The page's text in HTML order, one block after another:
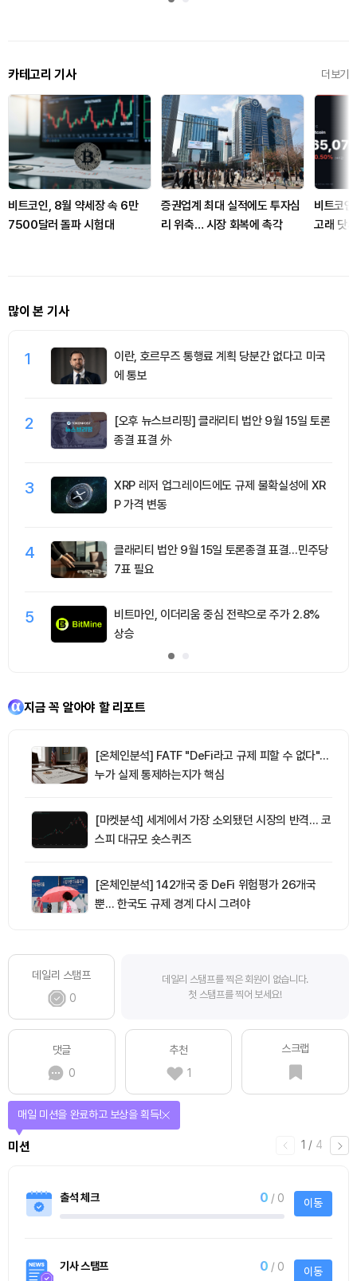
카테고리 기사 더보기
비트코인, 8월 약세장 속 6만
7500달러 돌파 시험대
증권업계 최대 실적에도 투자심
리 위축… 시장 회복에 촉각
비트코
고래 닷
많이 본 기사
1
이란, 호르무즈 통행료 계획 당분간 없다고 미국
에 통보
2
[오후 뉴스브리핑] 클래리티 법안 9월 15일 토론
종결 표결 外
3
XRP 레저 업그레이드에도 규제 불확실성에 XR
P 가격 변동
4
클래리티 법안 9월 15일 토론종결 표결…민주당
7표 필요
5
비트마인, 이더리움 중심 전략으로 주가 2.8%
상승
지금 꼭 알아야 할 리포트
[온체인분석] FATF "DeFi라고 규제 피할 수 없다"…
누가 실제 통제하는지가 핵심
[마켓분석] 세계에서 가장 소외됐던 시장의 반격… 코
스피 대규모 숏스퀴즈
[온체인분석] 142개국 중 DeFi 위험평가 26개국
뿐… 한국도 규제 경계 다시 그려야
데일리 스탬프
0
데일리 스탬프를 찍은 회원이 없습니다.
첫 스탬프를 찍어 보세요!
댓글
0
추천
1
스크랩
1 / 4
미션
매일 미션을 완료하고 보상을 획득!
출석 체크 0 / 0 이동
기사 스탬프 0 / 0 이동